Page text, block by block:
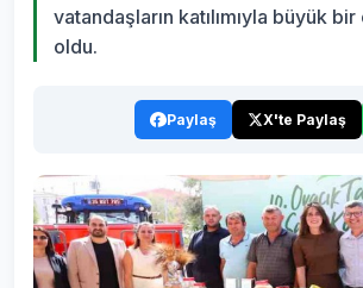
vatandaşların katılımıyla büyük
oldu.
Paylaş X'te Paylaş